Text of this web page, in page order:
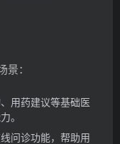
：
用药建议等基础医
。
问诊功能，帮助用